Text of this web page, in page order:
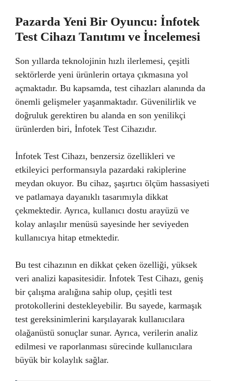
Pazarda Yeni Bir Oyuncu: İnfotek
Test Cihazı Tanıtımı ve İncelemesi
Son yıllarda teknolojinin hızlı ilerlemesi, çeşitli
sektörlerde yeni ürünlerin ortaya çıkmasına yol
açmaktadır. Bu kapsamda, test cihazları alanında da
önemli gelişmeler yaşanmaktadır. Güvenilirlik ve
doğruluk gerektiren bu alanda en son yenilikçi
ürünlerden biri, İnfotek Test Cihazıdır.
İnfotek Test Cihazı, benzersiz özellikleri ve
etkileyici performansıyla pazardaki rakiplerine
meydan okuyor. Bu cihaz, şaşırtıcı ölçüm hassasiyeti
ve patlamaya dayanıklı tasarımıyla dikkat
çekmektedir. Ayrıca, kullanıcı dostu arayüzü ve
kolay anlaşılır menüsü sayesinde her seviyeden
kullanıcıya hitap etmektedir.
Bu test cihazının en dikkat çeken özelliği, yüksek
veri analizi kapasitesidir. İnfotek Test Cihazı, geniş
bir çalışma aralığına sahip olup, çeşitli test
protokollerini destekleyebilir. Bu sayede, karmaşık
test gereksinimlerini karşılayarak kullanıcılara
olağanüstü sonuçlar sunar. Ayrıca, verilerin analiz
edilmesi ve raporlanması sürecinde kullanıcılara
büyük bir kolaylık sağlar.